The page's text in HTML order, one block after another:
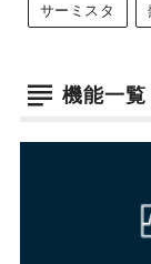
サーミスタ
機能一覧